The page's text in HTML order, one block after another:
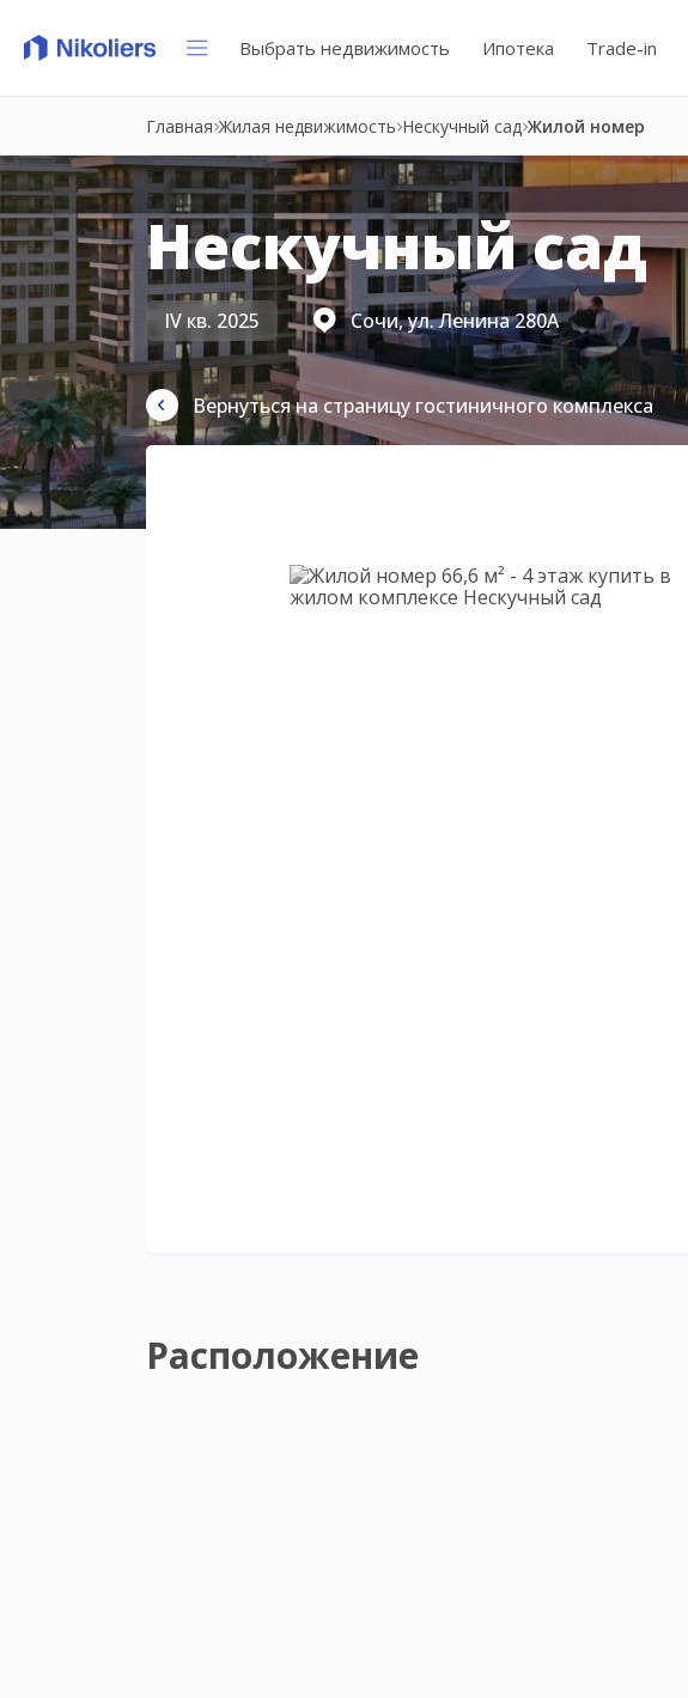
Выбрать недвижимость Ипотека Trade-in
Главная Жилая недвижимость Нескучный сад Жилой номер
Нескучный сад
IV кв. 2025 Сочи, ул. Ленина 280А
Вернуться на страницу гостиничного комплекса
Расположение